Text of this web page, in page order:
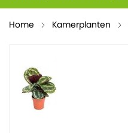
Home Kamerplanten